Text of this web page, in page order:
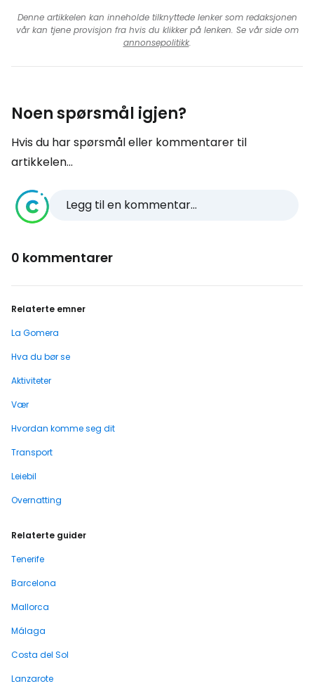
Denne artikkelen kan inneholde tilknyttede lenker som redaksjonen
vår kan tjene provisjon fra hvis du klikker på lenken. Se vår side om
annonsepolitikk.
Noen spørsmål igjen?
Hvis du har spørsmål eller kommentarer til
artikkelen...
Legg til en kommentar...
0 kommentarer
Relaterte emner
La Gomera
Hva du bør se
Aktiviteter
Vær
Hvordan komme seg dit
Transport
Leiebil
Overnatting
Relaterte guider
Tenerife
Barcelona
Mallorca
Málaga
Costa del Sol
Lanzarote